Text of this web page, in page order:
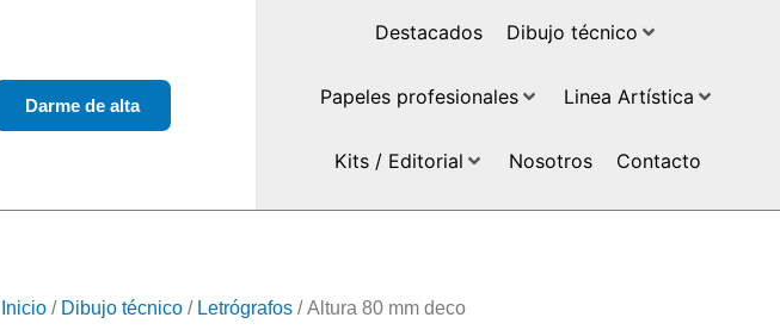
Darme de alta
Destacados Dibujo técnico
Papeles profesionales Linea Artística
Kits / Editorial Nosotros Contacto
Inicio / Dibujo técnico / Letrógrafos / Altura 80 mm deco